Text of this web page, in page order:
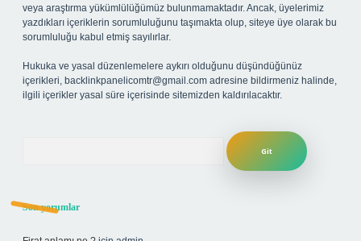
veya araştırma yükümlülüğümüz bulunmamaktadır. Ancak, üyelerimiz
yazdıkları içeriklerin sorumluluğunu taşımakta olup, siteye üye olarak bu
sorumluluğu kabul etmiş sayılırlar.
Hukuka ve yasal düzenlemelere aykırı olduğunu düşündüğünüz
içerikleri, backlinkpanelicomtr@gmail.com adresine bildirmeniz halinde,
ilgili içerikler yasal süre içerisinde sitemizden kaldırılacaktır.
Son yorumlar